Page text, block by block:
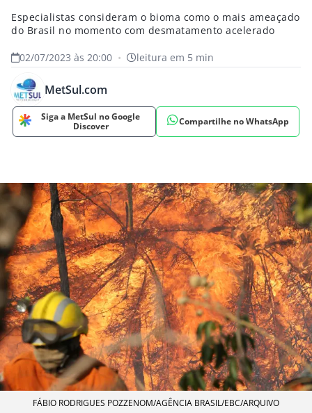
Especialistas consideram o bioma como o mais ameaçado
do Brasil no momento com desmatamento acelerado
02/07/2023 às 20:00 • leitura em 5 min
MetSul.com
Siga a MetSul no Google
Discover
Compartilhe no WhatsApp
FÁBIO RODRIGUES POZZENOM/AGÊNCIA BRASIL/EBC/ARQUIVO